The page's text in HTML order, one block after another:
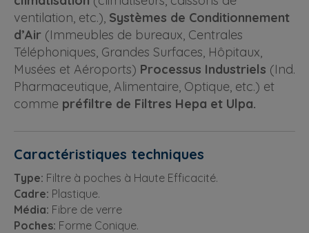
ventilation, etc.), Systèmes de Conditionnement
d’Air (Immeubles de bureaux, Centrales
Téléphoniques, Grandes Surfaces, Hôpitaux,
Musées et Aéroports) Processus Industriels (Ind.
Pharmaceutique, Alimentaire, Optique, etc.) et
comme préfiltre de Filtres Hepa et Ulpa.
Caractéristiques techniques
Type: Filtre à poches à Haute Efficacité.
Cadre: Plastique.
Média: Fibre de verre
Poches: Forme Conique.